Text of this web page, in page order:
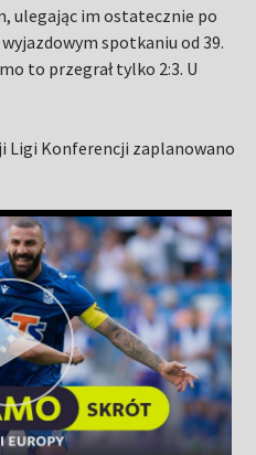
ulegając im ostatecznie po
spotkaniu od 39.
to przegrał tylko 2:3. U
Ligi Konferencji zaplanowano